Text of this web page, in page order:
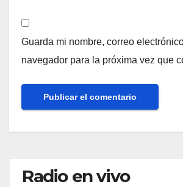
Guarda mi nombre, correo
navegador para la próxima vez que
Radio en vivo